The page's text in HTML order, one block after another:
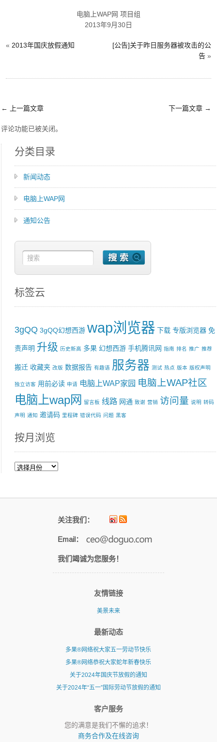
电脑上WAP网 项目组
2013年9月30日
« 2013年国庆放假通知
[公告]关于昨日服务器被攻击的公
告»
← 上一篇文章 下一篇文章 →
评论功能已被关闭。
分类目录
新闻动态
电脑上WAP网
通知公告
标签云
3gQQ 3gQQ幻想西游 wap浏览器 下载 专版浏览器 免
责声明 升级 历史新高 多果 幻想西游 手机腾讯网 指南 排名 推广 推荐
搬迁 收藏夹 改版 数据报告 有趣语 服务器 测试 热点 版本 版权声明
独立访客 用前必读 申请 电脑上WAP家园 电脑上WAP社区
电脑上wap网 留言板 线路 网通 致谢 营销 访问量 说明 转码
声明 通知 邀请码 里程碑 错误代码 问题 黑客
按月浏览
按
览
关注我们：
Email：
我们竭诚为您服务！
友情链接
美景未来
最新动态
多果®网络祝大家五一劳动节快乐
多果®网络恭祝大家蛇年新春快乐
关于2024年国庆节放假的通知
关于2024年“五一”国际劳动节放假的通知
客户服务
您的满意是我们不懈的追求！
商务合作及在线咨询